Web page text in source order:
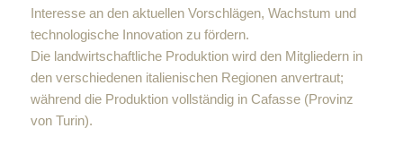
Interesse an den aktuellen Vorschlägen, Wachstum und
technologische Innovation zu fördern.
Die landwirtschaftliche Produktion wird den Mitgliedern in
den verschiedenen italienischen Regionen anvertraut;
während die Produktion vollständig in Cafasse (Provinz
von Turin).